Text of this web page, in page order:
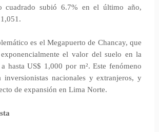
cuadrado subió 6.7% en el último año,
es el Megapuerto de Chancay, que
el valor del suelo en la
hasta US$ 1,000 por m². Este fenómeno
inversionistas nacionales y extranjeros, y
de expansión en Lima Norte.